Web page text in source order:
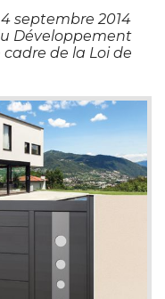
septembre 2014
Développement
de la Loi de